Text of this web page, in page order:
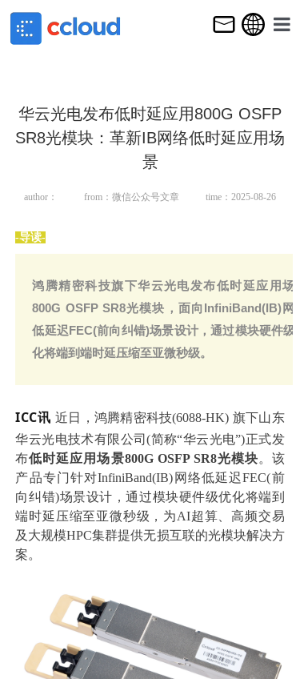
华云光电发布低时延应用800G OSFP
SR8光模块：革新IB网络低时延应用场
景
author： from：微信公众号文章 time：2025-08-26
-导读-
鸿腾精密科技旗下华云光电发布低时延应用场
800G OSFP SR8光模块，面向InfiniBand(IB)网
低延迟FEC(前向纠错)场景设计，通过模块硬件级
化将端到端时延压缩至亚微秒级。
ICC讯 近日，鸿腾精密科技(6088-HK) 旗下山东
华云光电技术有限公司(简称“华云光电”)正式发
布低时延应用场景800G OSFP SR8光模块。该
产品专门针对InfiniBand(IB)网络低延迟FEC(前
向纠错)场景设计，通过模块硬件级优化将端到
端时延压缩至亚微秒级，为AI超算、高频交易
及大规模HPC集群提供无损互联的光模块解决方
案。